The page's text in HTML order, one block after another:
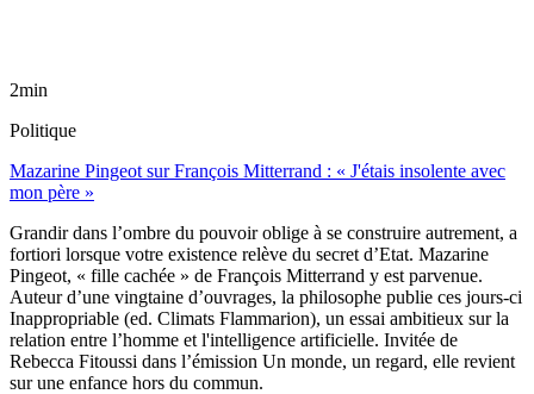
2min
Politique
Mazarine Pingeot sur François Mitterrand : « J'étais insolente avec
mon père »
Grandir dans l’ombre du pouvoir oblige à se construire autrement, a
fortiori lorsque votre existence relève du secret d’Etat. Mazarine
Pingeot, « fille cachée » de François Mitterrand y est parvenue.
Auteur d’une vingtaine d’ouvrages, la philosophe publie ces jours-ci
Inappropriable (ed. Climats Flammarion), un essai ambitieux sur la
relation entre l’homme et l'intelligence artificielle. Invitée de
Rebecca Fitoussi dans l’émission Un monde, un regard, elle revient
sur une enfance hors du commun.